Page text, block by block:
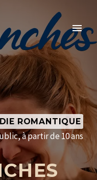
ROMANTIQUE
blic,àpartirde 10ans
CHES